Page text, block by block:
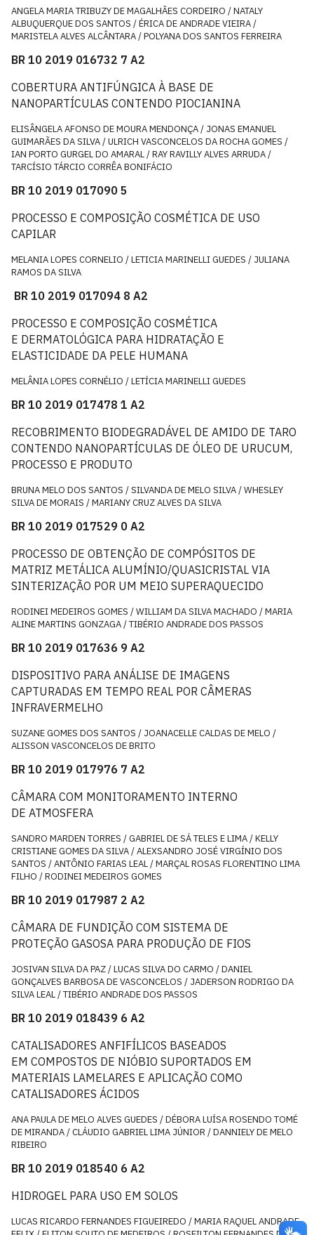
ANGELA MARIA TRIBUZY DE MAGALHÃES CORDEIRO / NATALY
ALBUQUERQUE DOS SANTOS / ÉRICA DE ANDRADE VIEIRA /
MARISTELA ALVES ALCÂNTARA / POLYANA DOS SANTOS FERREIRA
BR 10 2019 016732 7 A2
COBERTURA ANTIFÚNGICA À BASE DE
NANOPARTÍCULAS CONTENDO PIOCIANINA
ELISÂNGELA AFONSO DE MOURA MENDONÇA / JONAS EMANUEL
GUIMARÃES DA SILVA / ULRICH VASCONCELOS DA ROCHA GOMES /
IAN PORTO GURGEL DO AMARAL / RAY RAVILLY ALVES ARRUDA /
TARCÍSIO TÁRCIO CORRÊA BONIFÁCIO
BR 10 2019 017090 5
PROCESSO E COMPOSIÇÃO COSMÉTICA DE USO
CAPILAR
MELANIA LOPES CORNELIO / LETICIA MARINELLI GUEDES / JULIANA
RAMOS DA SILVA
BR 10 2019 017094 8 A2
PROCESSO E COMPOSIÇÃO COSMÉTICA
E DERMATOLÓGICA PARA HIDRATAÇÃO E
ELASTICIDADE DA PELE HUMANA
MELÂNIA LOPES CORNÉLIO / LETÍCIA MARINELLI GUEDES
BR 10 2019 017478 1 A2
RECOBRIMENTO BIODEGRADÁVEL DE AMIDO DE TARO
CONTENDO NANOPARTÍCULAS DE ÓLEO DE URUCUM,
PROCESSO E PRODUTO
BRUNA MELO DOS SANTOS / SILVANDA DE MELO SILVA / WHESLEY
SILVA DE MORAIS / MARIANY CRUZ ALVES DA SILVA
BR 10 2019 017529 0 A2
PROCESSO DE OBTENÇÃO DE COMPÓSITOS DE
MATRIZ METÁLICA ALUMÍNIO/QUASICRISTAL VIA
SINTERIZAÇÃO POR UM MEIO SUPERAQUECIDO
RODINEI MEDEIROS GOMES / WILLIAM DA SILVA MACHADO / MARIA
ALINE MARTINS GONZAGA / TIBÉRIO ANDRADE DOS PASSOS
BR 10 2019 017636 9 A2
DISPOSITIVO PARA ANÁLISE DE IMAGENS
CAPTURADAS EM TEMPO REAL POR CÂMERAS
INFRAVERMELHO
SUZANE GOMES DOS SANTOS / JOANACELLE CALDAS DE MELO /
ALISSON VASCONCELOS DE BRITO
BR 10 2019 017976 7 A2
CÂMARA COM MONITORAMENTO INTERNO
DE ATMOSFERA
SANDRO MARDEN TORRES / GABRIEL DE SÁ TELES E LIMA / KELLY
CRISTIANE GOMES DA SILVA / ALEXSANDRO JOSÉ VIRGÍNIO DOS
SANTOS / ANTÔNIO FARIAS LEAL / MARÇAL ROSAS FLORENTINO LIMA
FILHO / RODINEI MEDEIROS GOMES
BR 10 2019 017987 2 A2
CÂMARA DE FUNDIÇÃO COM SISTEMA DE
PROTEÇÃO GASOSA PARA PRODUÇÃO DE FIOS
JOSIVAN SILVA DA PAZ / LUCAS SILVA DO CARMO / DANIEL
GONÇALVES BARBOSA DE VASCONCELOS / JADERSON RODRIGO DA
SILVA LEAL / TIBÉRIO ANDRADE DOS PASSOS
BR 10 2019 018439 6 A2
CATALISADORES ANFIFÍLICOS BASEADOS
EM COMPOSTOS DE NIÓBIO SUPORTADOS EM
MATERIAIS LAMELARES E APLICAÇÃO COMO
CATALISADORES ÁCIDOS
ANA PAULA DE MELO ALVES GUEDES / DÉBORA LUÍSA ROSENDO TOMÉ
DE MIRANDA / CLÁUDIO GABRIEL LIMA JÚNIOR / DANNIELY DE MELO
RIBEIRO
BR 10 2019 018540 6 A2
HIDROGEL PARA USO EM SOLOS
LUCAS RICARDO FERNANDES FIGUEIREDO / MARIA RAQUEL ANDRADE